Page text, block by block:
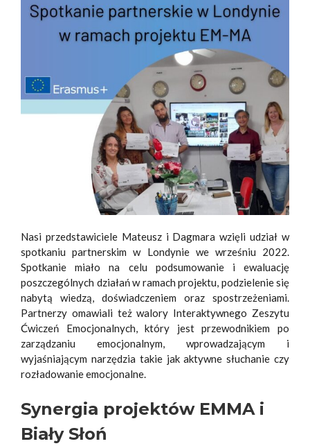
Nasi przedstawiciele Mateusz i Dagmara wzięli udział w
spotkaniu partnerskim w Londynie we wrześniu 2022.
Spotkanie miało na celu podsumowanie i ewaluację
poszczególnych działań w ramach projektu, podzielenie się
nabytą wiedzą, doświadczeniem oraz spostrzeżeniami.
Partnerzy omawiali też walory Interaktywnego Zeszytu
Ćwiczeń Emocjonalnych, który jest przewodnikiem po
zarządzaniu emocjonalnym, wprowadzającym i
wyjaśniającym narzędzia takie jak aktywne słuchanie czy
rozładowanie emocjonalne.
Synergia projektów EMMA i
Biały Słoń